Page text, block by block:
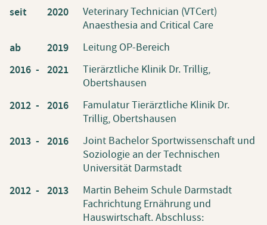
seit 2020
Veterinary Technician (VTCert)
Anaesthesia and Critical Care
ab 2019 Leitung OP-Bereich
2016 - 2021
Tierärztliche Klinik Dr. Trillig,
Obertshausen
2012 - 2016
Famulatur Tierärztliche Klinik Dr.
Trillig, Obertshausen
2013 - 2016
Joint Bachelor Sportwissenschaft und
Soziologie an der Technischen
Universität Darmstadt
2012 - 2013
Martin Beheim Schule Darmstadt
Fachrichtung Ernährung und
Hauswirtschaft. Abschluss: